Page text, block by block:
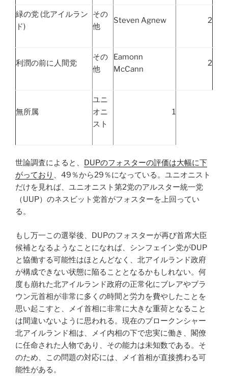
緑の党 (北アイルラン
ド)
その
他
Steven Agnew 2
利潤の前に人間党
その
他
Eamonn
McCann
2
無所属
ユニ
オニ
スト
1
世論調査によると、 DUPのフォスターの評価は大幅に下
がっており 、49％から29％になっている。ユニオニスト
だけを見れば、ユニオニスト第2党のアルスター統一党
（UUP）のネスビット党首がフォスターを上回ってい
る。
もし万一この選挙後、DUPのフォスターが再び首席大臣
候補となるようなことになれば、シンフェイン党がDUP
と協働する可能性はほとんどなく、北アイルランド政府
が構成できない状態に陥ることとなるかもしれない。何
度も崩れた北アイルランド政府の正常化にブレアやブラ
ウン元首相が非常に多くの時間と労力を費やしたことを
思い起こすと、メイ首相に非常に大きな重荷となること
は間違いないように思われる。現在のブロークンシャー
北アイルランド相は、メイ内相の下で忠実に働き、閣僚
に任命された人物であり、その能力は未知数である。そ
のため、この問題の対応には、メイ首相が直接携わる可
能性がある。